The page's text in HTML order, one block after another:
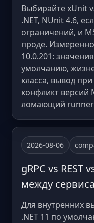
Выбирайте xUnit
.NET, NUnit 4.6,
ограничений, и
проде.
10.0.201:
умолчанию,
класса, вывод
конфликт версий
ломающий runner
2026-08-06
gRPC vs REST
между
Для внутренних
.NET 11 по